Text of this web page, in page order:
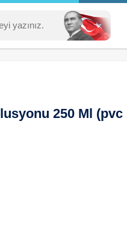
250 Ml (pvc